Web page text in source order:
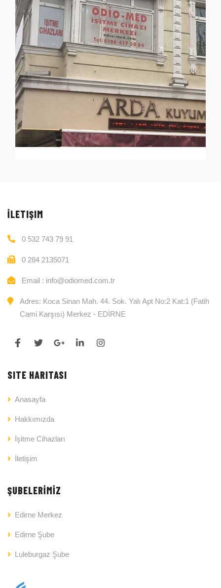
İLETIŞIM
0 532 743 79 91
0 284 2135071
Email : info@odiomed.com.tr
Adres: Koca Sinan Mah. 44. Sok. Yalı Apt No:2 Kat:1 (Fatih
Cami Karşısı) Merkez - EDİRNE
SITE HARITASI
Anasayfa
Hakkımızda
İşitme Cihazları
İletişim
ŞUBELERİMİZ
Edirne Merkez
Edirne Şube
Luleburgaz Şube